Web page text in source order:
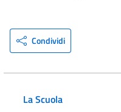
Condividi
La Scuola